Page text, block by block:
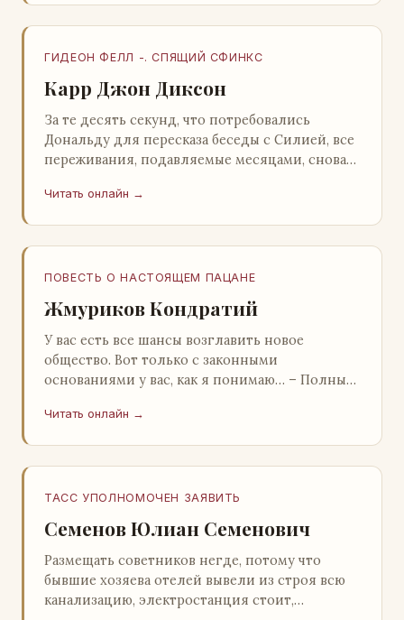
ГИДЕОН ФЕЛЛ -. СПЯЩИЙ СФИНКС
Карр Джон Диксон
За те десять секунд, что потребовались
Дональду для пересказа беседы с Силией, все
переживания, подавляемые месяцами, снова
среди…
Читать онлайн →
ПОВЕСТЬ О НАСТОЯЩЕМ ПАЦАНЕ
Жмуриков Кондратий
У вас есть все шансы возглавить новое
общество. Вот только с законными
основаниями у вас, как я понимаю… – Полный
Натанович. – Что ж, …
Читать онлайн →
ТАСС УПОЛНОМОЧЕН ЗАЯВИТЬ
Семенов Юлиан Семенович
Размещать советников негде, потому что
бывшие хозяева отелей вывели из строя всю
канализацию, электростанция стоит,